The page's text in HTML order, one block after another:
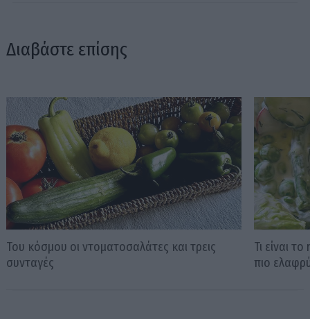
Διαβάστε επίσης
Του κόσμου οι ντοματοσαλάτες και τρεις
συνταγές
Τι είναι
πιο